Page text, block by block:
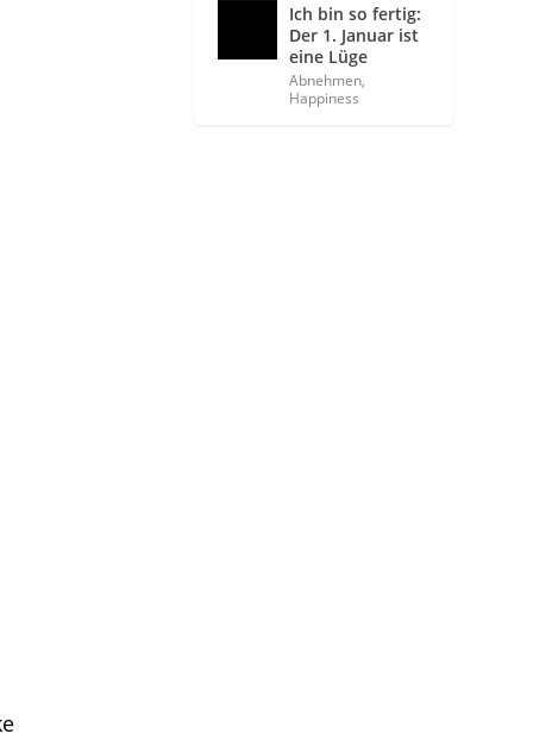
Ich bin so fertig:
Der 1. Januar ist
eine Lüge
Abnehmen,
Happiness